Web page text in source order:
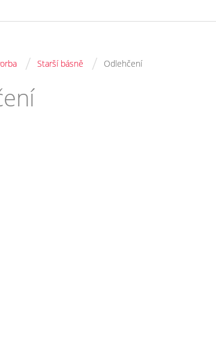
/ Starší básně / Odlehčení